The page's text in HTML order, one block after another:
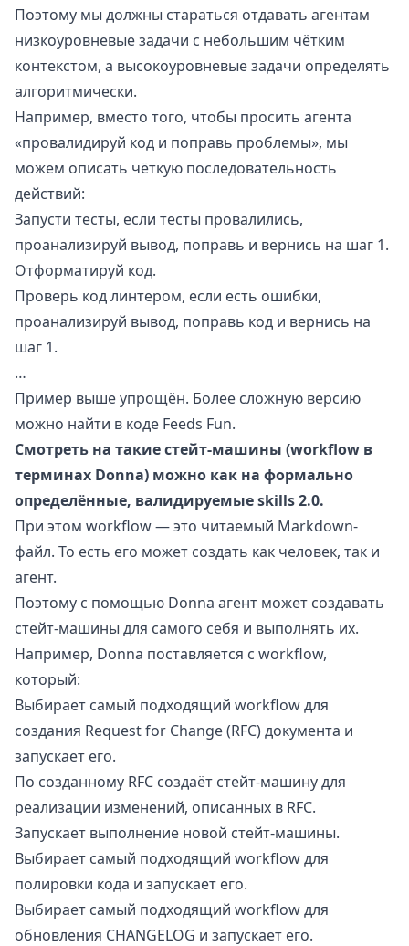
Поэтому мы должны стараться отдавать агентам
низкоуровневые задачи с небольшим чётким
контекстом, а высокоуровневые задачи определять
алгоритмически.
Например, вместо того, чтобы просить агента
«провалидируй код и поправь проблемы», мы
можем описать чёткую последовательность
действий:
Запусти тесты, если тесты провалились,
проанализируй вывод, поправь и вернись на шаг 1.
Отформатируй код.
Проверь код линтером, если есть ошибки,
проанализируй вывод, поправь код и вернись на
шаг 1.
…
Пример выше упрощён. Более сложную версию
можно найти в коде Feeds Fun.
Смотреть на такие стейт-машины (workflow в
терминах Donna) можно как на формально
определённые, валидируемые skills 2.0.
При этом workflow — это читаемый Markdown-
файл. То есть его может создать как человек, так и
агент.
Поэтому с помощью Donna агент может создавать
стейт-машины для самого себя и выполнять их.
Например, Donna поставляется с workflow,
который:
Выбирает самый подходящий workflow для
создания Request for Change (RFC) документа и
запускает его.
По созданному RFC создаёт стейт-машину для
реализации изменений, описанных в RFC.
Запускает выполнение новой стейт-машины.
Выбирает самый подходящий workflow для
полировки кода и запускает его.
Выбирает самый подходящий workflow для
обновления CHANGELOG и запускает его.